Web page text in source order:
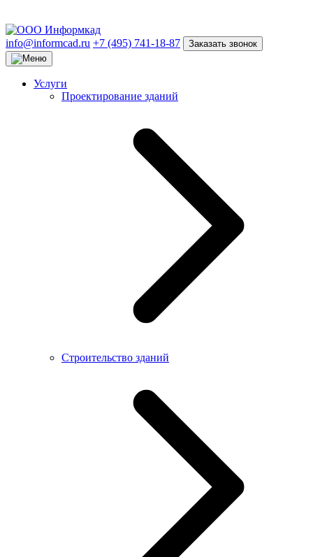
info@informcad.ru +7 (495) 741-18-87 Заказать звонок
Услуги
Проектирование зданий
Строительство зданий